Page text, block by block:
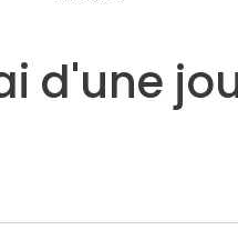
d'une